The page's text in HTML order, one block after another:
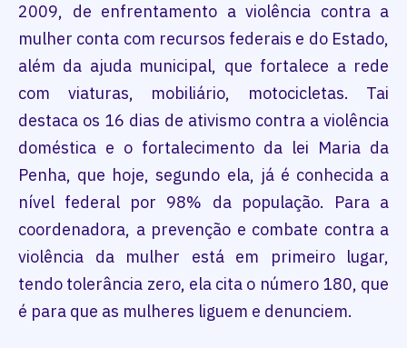
2009, de enfrentamento a violência contra a
mulher conta com recursos federais e do Estado,
além da ajuda municipal, que fortalece a rede
com viaturas, mobiliário, motocicletas. Tai
destaca os 16 dias de ativismo contra a violência
doméstica e o fortalecimento da lei Maria da
Penha, que hoje, segundo ela, já é conhecida a
nível federal por 98% da população. Para a
coordenadora, a prevenção e combate contra a
violência da mulher está em primeiro lugar,
tendo tolerância zero, ela cita o número 180, que
é para que as mulheres liguem e denunciem.